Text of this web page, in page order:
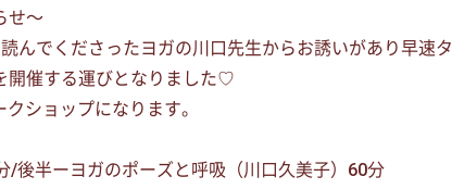
んでくださったヨガの川口先生からお誘いがあり早速タ
開催する運びとなりました♡
ショップになります。
半ーヨガのポーズと呼吸（川口久美子）60分